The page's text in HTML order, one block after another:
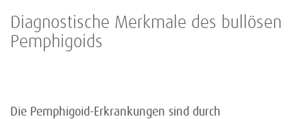
Diagnostische Merkmale des bullösen
Pemphigoids
Die Pemphigoid-Erkrankungen sind durch